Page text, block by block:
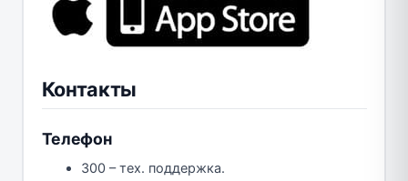
Контакты
Телефон
300 – тех. поддержка.